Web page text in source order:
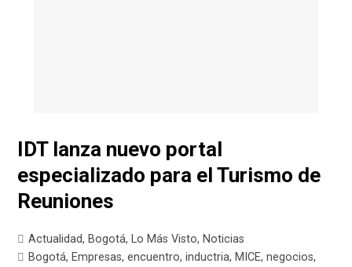
IDT lanza nuevo portal
especializado para el Turismo de
Reuniones
Actualidad, Bogotá, Lo Más Visto, Noticias
Bogotá, Empresas,encuentro,inductria, MICE,negocios,